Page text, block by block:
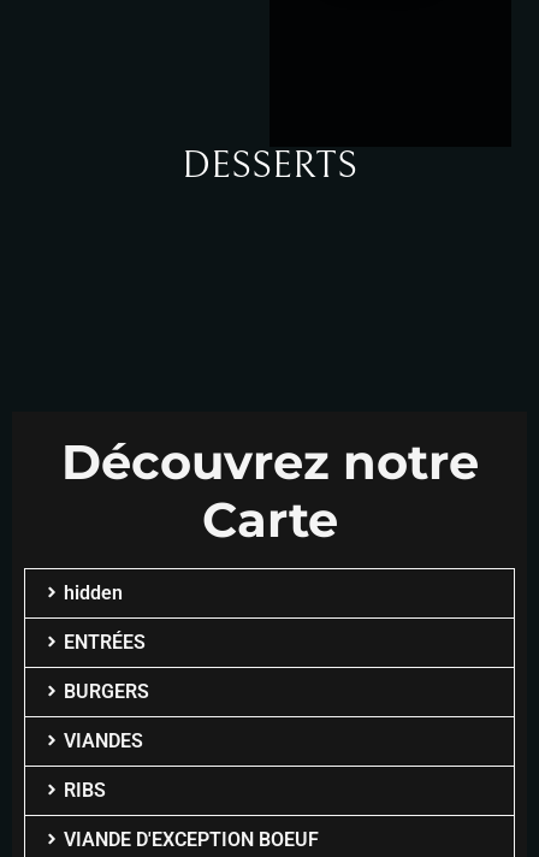
DESSERTS
Découvrez notre
Carte
hidden
ENTRÉES
BURGERS
VIANDES
RIBS
VIANDE D'EXCEPTION BOEUF